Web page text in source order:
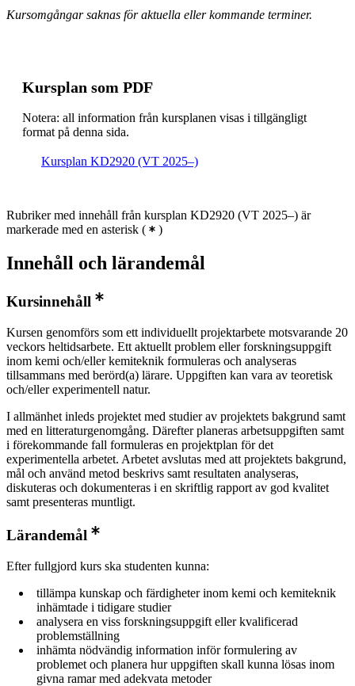
Kursomgångar saknas för aktuella eller kommande terminer.
Kursplan som PDF
Notera: all information från kursplanen visas i tillgängligt
format på denna sida.
Kursplan KD2920 (VT 2025–)
Rubriker med innehåll från kursplan KD2920 (VT 2025–) är
markerade med en asterisk ( )
Innehåll och lärandemål
Kursinnehåll
Kursen genomförs som ett individuellt projektarbete motsvarande 20
veckors heltidsarbete. Ett aktuellt problem eller forskningsuppgift
inom kemi och/eller kemiteknik formuleras och analyseras
tillsammans med berörd(a) lärare. Uppgiften kan vara av teoretisk
och/eller experimentell natur.
I allmänhet inleds projektet med studier av projektets bakgrund samt
med en litteraturgenomgång. Därefter planeras arbetsuppgiften samt
i förekommande fall formuleras en projektplan för det
experimentella arbetet. Arbetet avslutas med att projektets bakgrund,
mål och använd metod beskrivs samt resultaten analyseras,
diskuteras och dokumenteras i en skriftlig rapport av god kvalitet
samt presenteras muntligt.
Lärandemål
Efter fullgjord kurs ska studenten kunna:
tillämpa kunskap och färdigheter inom kemi och kemiteknik
inhämtade i tidigare studier
analysera en viss forskningsuppgift eller kvalificerad
problemställning
inhämta nödvändig information inför formulering av
problemet och planera hur uppgiften skall kunna lösas inom
givna ramar med adekvata metoder